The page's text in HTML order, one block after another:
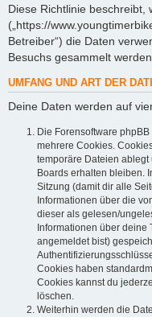
Diese Richtlinie beschreibt,
(„https://
Betreiber“) die Daten
Besuchs gesammelt werden.
UMFANG UND ART DER
Deine Daten werden auf
Die Forensoftware
mehrere Cookies.
temporäre Dateien
Boards erhalten bleiben.
Sitzung (damit dir alle
Informationen über die
dieser als gelesen/
Informationen über deine
angemeldet bist)
Cookies haben
Cookies kannst du
löschen.
Weiterhin werden die